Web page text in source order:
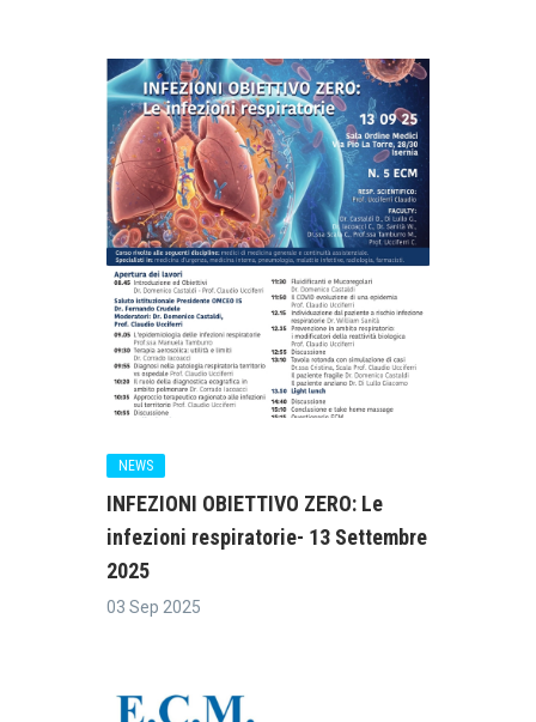
NEWS
INFEZIONI OBIETTIVO ZERO: Le
infezioni respiratorie- 13 Settembre
2025
03 Sep 2025